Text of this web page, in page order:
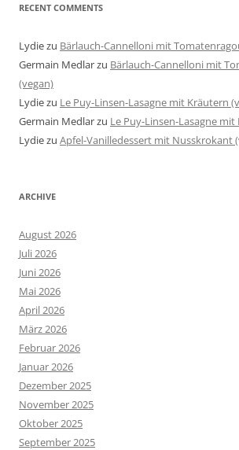
RECENT COMMENTS
Lydiezu Bärlauch-Cannelloni mit
Germain Medlarzu Bärlauch-Cannelloni mit
(vegan)
Lydiezu Le Puy-Linsen-Lasagne mit Kräutern
Germain Medlarzu Le Puy-Linsen-Lasagne
Lydiezu Apfel-Vanilledessert mit Nusskrokant
ARCHIVE
August 2026
Juli 2026
Juni 2026
Mai 2026
April 2026
März 2026
Februar 2026
Januar 2026
Dezember 2025
November 2025
Oktober 2025
September 2025